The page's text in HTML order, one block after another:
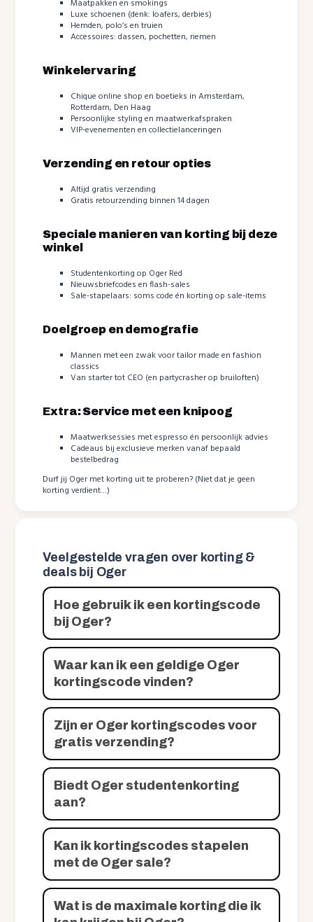
Maatpakken en smokings
Luxe schoenen (denk: loafers, derbies)
Hemden, polo’s en truien
Accessoires: dassen, pochetten, riemen
Winkelervaring
Chique online shop en boetieks in Amsterdam,
Rotterdam, Den Haag
Persoonlijke styling en maatwerkafspraken
VIP-evenementen en collectielanceringen
Verzending en retour opties
Altijd gratis verzending
Gratis retourzending binnen 14 dagen
Speciale manieren van korting bij deze
winkel
Studentenkorting op Oger Red
Nieuwsbriefcodes en flash-sales
Sale-stapelaars: soms code én korting op sale-items
Doelgroep en demografie
Mannen met een zwak voor tailor made en fashion
classics
Van starter tot CEO (en partycrasher op bruiloften)
Extra: Service met een knipoog
Maatwerksessies met espresso én persoonlijk advies
Cadeaus bij exclusieve merken vanaf bepaald
bestelbedrag
Durf jij Oger met korting uit te proberen? (Niet dat je geen
korting verdient…)
Veelgestelde vragen over korting &
deals bij Oger
Hoe gebruik ik een kortingscode
bij Oger?
Waar kan ik een geldige Oger
kortingscode vinden?
Zijn er Oger kortingscodes voor
gratis verzending?
Biedt Oger studentenkorting
aan?
Kan ik kortingscodes stapelen
met de Oger sale?
Wat is de maximale korting die ik